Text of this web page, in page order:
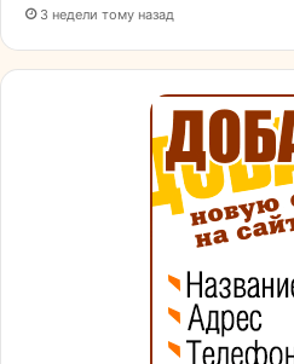
3 недели тому назад